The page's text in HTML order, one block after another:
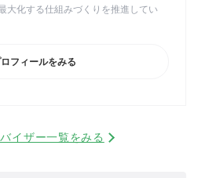
大化する仕組みづくりを推進してい
フィールをみる
イザー一覧をみる